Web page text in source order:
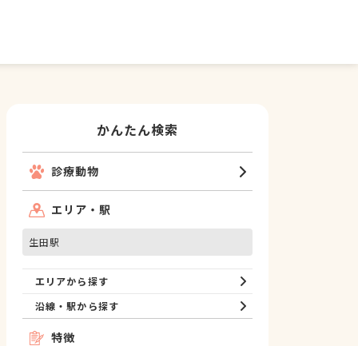
かんたん検索
診療動物
エリア・駅
生田駅
エリアから探す
沿線・駅から探す
特徴